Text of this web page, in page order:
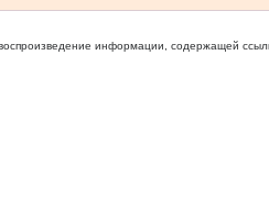
информации, содержащей